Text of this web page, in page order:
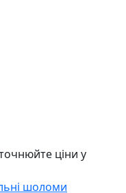
ціни у
шоломи